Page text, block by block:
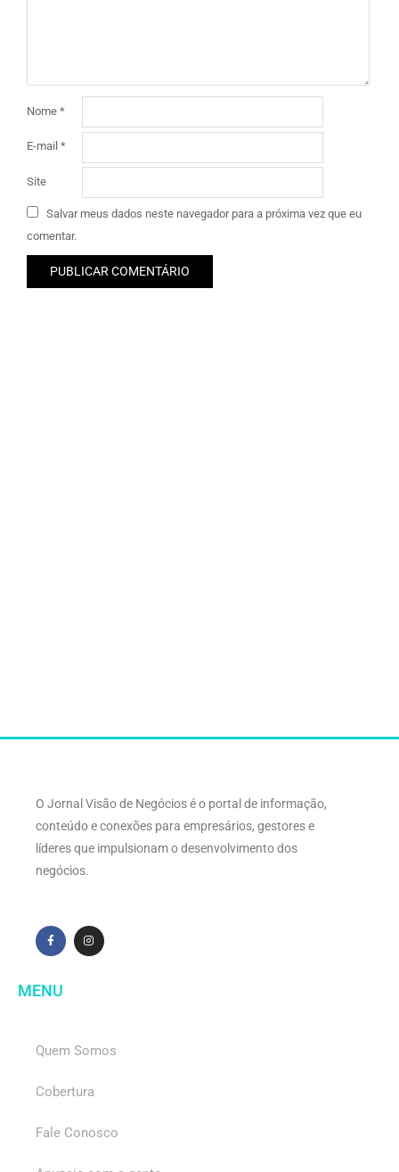
Nome *
E-mail *
Site
Salvar meus dados neste navegador para a próxima vez que eu
comentar.
O Jornal Visão de Negócios é o portal de informação,
conteúdo e conexões para empresários, gestores e
líderes que impulsionam o desenvolvimento dos
negócios.
MENU
Quem Somos
Cobertura
Fale Conosco